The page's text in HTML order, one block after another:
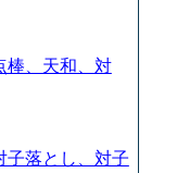
棒、天和、対
子落とし、対子